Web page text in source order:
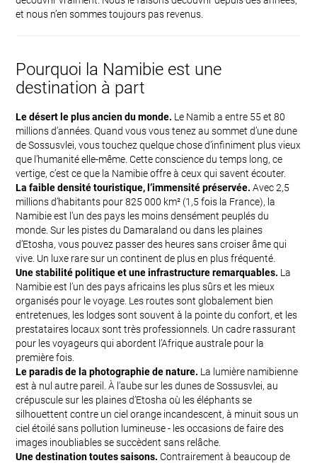
et nous n’en sommes toujours pas revenus.
Pourquoi la Namibie est une
destination à part
Le désert le plus ancien du monde. Le Namib a entre 55 et 80
millions d’années. Quand vous vous tenez au sommet d’une dune
de Sossusvlei, vous touchez quelque chose d’infiniment plus vieux
que l’humanité elle-même. Cette conscience du temps long, ce
vertige, c’est ce que la Namibie offre à ceux qui savent écouter.
La faible densité touristique, l’immensité préservée. Avec 2,5
millions d’habitants pour 825 000 km² (1,5 fois la France), la
Namibie est l’un des pays les moins densément peuplés du
monde. Sur les pistes du Damaraland ou dans les plaines
d’Etosha, vous pouvez passer des heures sans croiser âme qui
vive. Un luxe rare sur un continent de plus en plus fréquenté.
Une stabilité politique et une infrastructure remarquables. La
Namibie est l’un des pays africains les plus sûrs et les mieux
organisés pour le voyage. Les routes sont globalement bien
entretenues, les lodges sont souvent à la pointe du confort, et les
prestataires locaux sont très professionnels. Un cadre rassurant
pour les voyageurs qui abordent l’Afrique australe pour la
première fois.
Le paradis de la photographie de nature. La lumière namibienne
est à nul autre pareil. À l’aube sur les dunes de Sossusvlei, au
crépuscule sur les plaines d’Etosha où les éléphants se
silhouettent contre un ciel orange incandescent, à minuit sous un
ciel étoilé sans pollution lumineuse - les occasions de faire des
images inoubliables se succèdent sans relâche.
Une destination toutes saisons. Contrairement à beaucoup de